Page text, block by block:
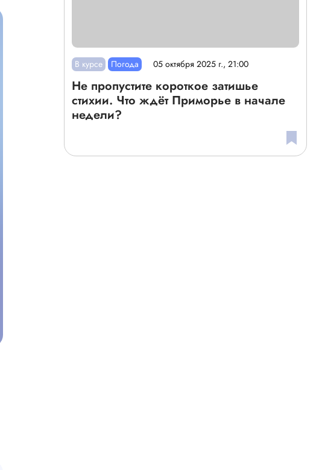
В курсе Погода 05 октября 2025 г., 21:00
Не пропустите короткое затишье
стихии. Что ждёт Приморье в начале
недели?